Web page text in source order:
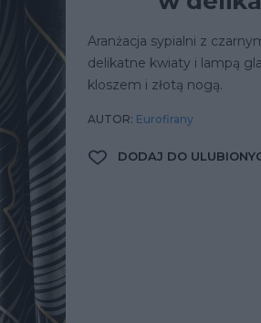
Aranżacja sypialni z
delikatne kwiaty i lampą
kloszem i złotą nogą.
AUTOR: Eurofirany
DODAJ DO